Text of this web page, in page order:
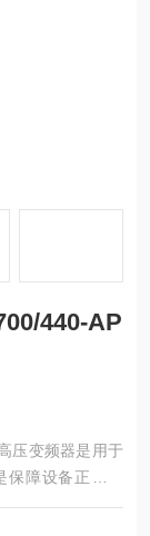
440-AP
压变频器是用于
障设备正常运
这些配件种类繁